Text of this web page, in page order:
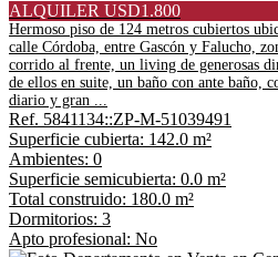
ALQUILER USD1.800
Hermoso piso de 124 metros cubiertos
calle Córdoba, entre Gascón y Falucho,
corrido al frente, un living de generosas
de ellos en suite, un baño con ante baño,
diario y gran ...
Ref. 5841134::ZP-M-51039491
Superficie cubierta: 142.0 m²
Ambientes: 0
Superficie semicubierta: 0.0 m²
Total construido: 180.0 m²
Dormitorios: 3
Apto profesional: No